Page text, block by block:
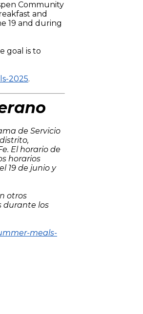
Community
and
19 and during
goal is to
2025.
de Servicio
El horario de
horarios
19 de junio y
otros
durante los
meals-